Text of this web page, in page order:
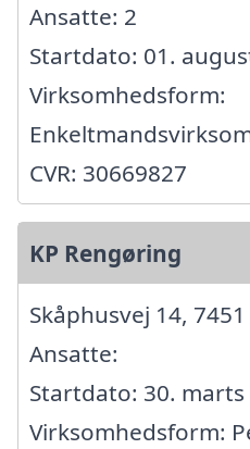
Ansatte: 2
Startdato: 01.
Virksomhedsform:
CVR: 30669827
KP Rengøring
Skåphusvej 14,
Ansatte:
Startdato: 30. marts
Virksomhedsform: